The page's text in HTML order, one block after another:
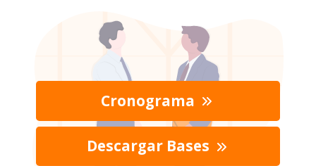
Cronograma
Descargar Bases